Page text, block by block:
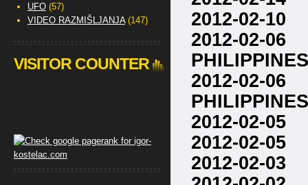
2012-02-
2012-02-06
PHILIPPINES
2012-02-06
PHILIPPINES
2012-02-
2012-02-
2012-02-
UFO(57)
VIDEO RAZMIŠLJANJA(147)
VISITOR COUNTER